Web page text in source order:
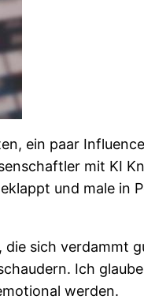
ein paar
mit KI
und male in
die sich verdammt
Ich
werden.